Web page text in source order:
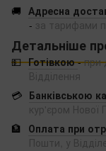
🚚 Адресна
- за тарифами
Детальніше
💵 Готівкою -при
Відділення
💳 Банківською
кур'єром Нової
🏦
Оплата при
Пошти, у